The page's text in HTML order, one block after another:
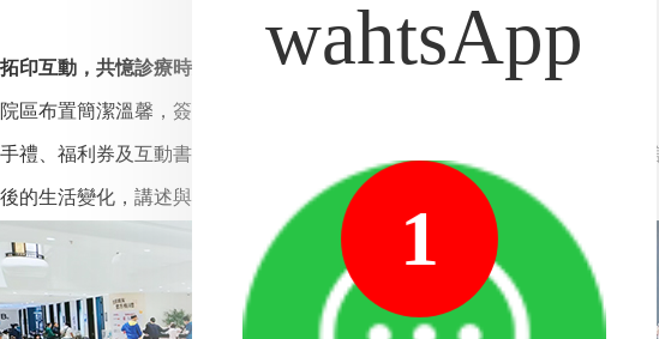
互動，共憶診療時光
布置簡潔溫馨，簽到區設置「百福拓印」背景闆，老朋友們拓印「福」字
禮、福利券及互動書簽，書簽上「種牙後生活的改變」「家鄉養生美食」等
的生活變化，講述與麥芽的暖心故事，現場氛圍融洽有序。
wahtsApp
1